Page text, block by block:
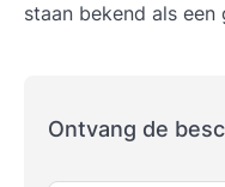
staan bekend als
Ontvang de